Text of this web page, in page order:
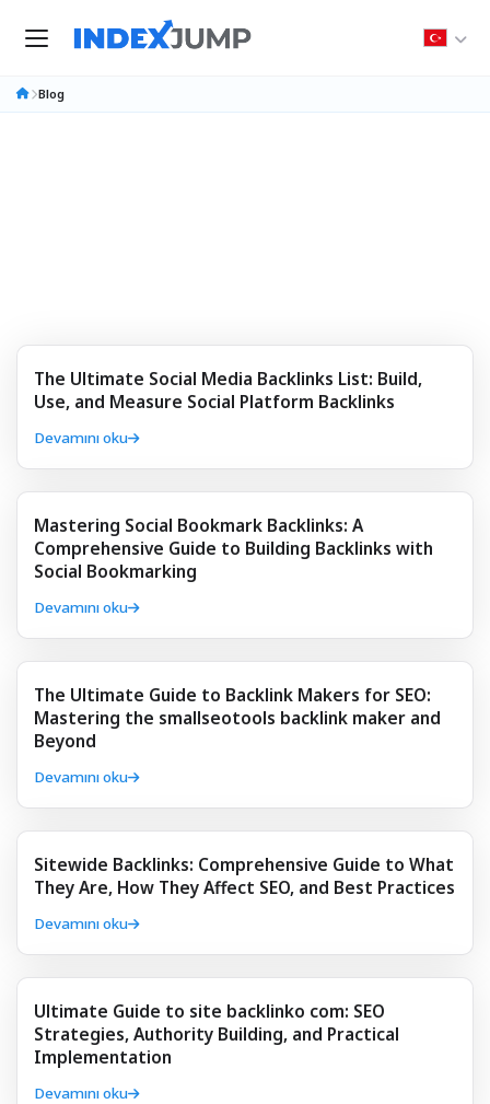
Blog
The Ultimate Social Media Backlinks List: Build,
Use, and Measure Social Platform Backlinks
Devamını oku
Mastering Social Bookmark Backlinks: A
Comprehensive Guide to Building Backlinks with
Social Bookmarking
Devamını oku
The Ultimate Guide to Backlink Makers for SEO:
Mastering the smallseotools backlink maker and
Beyond
Devamını oku
Sitewide Backlinks: Comprehensive Guide to What
They Are, How They Affect SEO, and Best Practices
Devamını oku
Ultimate Guide to site backlinko com: SEO
Strategies, Authority Building, and Practical
Implementation
Devamını oku